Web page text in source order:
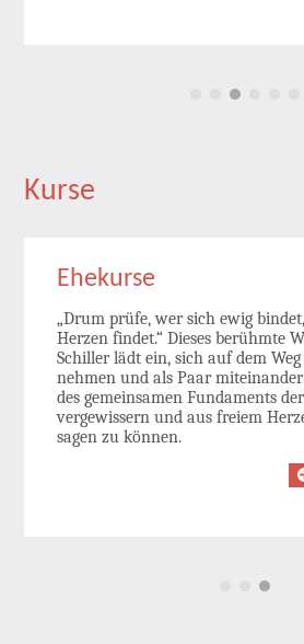
Kurse
Ehekurse
„Drum prüfe, wer sich ewig
Herzen findet.“ Dieses berühmte
Schiller lädt ein, sich auf dem
nehmen und als Paar
des gemeinsamen Fundaments
vergewissern und aus freiem
sagen zu können.